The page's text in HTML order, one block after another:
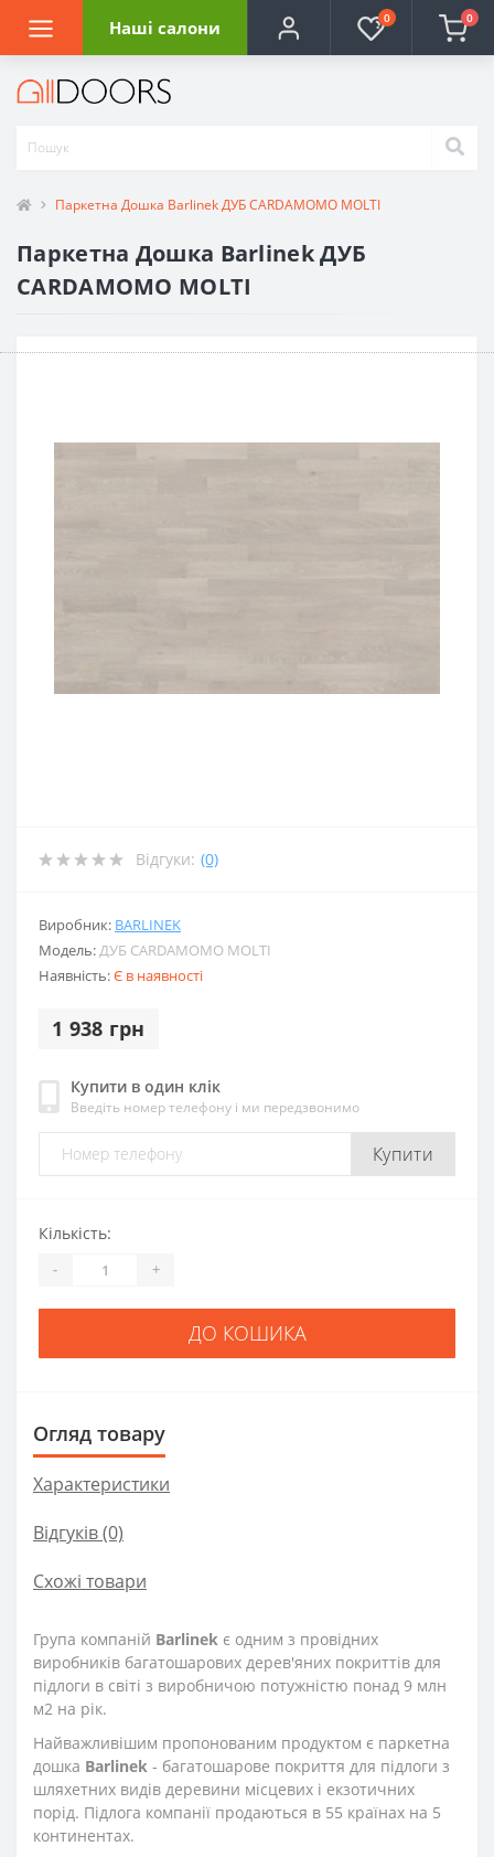
Наші салони 0 0
Паркетна Дошка Barlinek ДУБ CARDAMOMO MOLTI
Паркетна Дошка Barlinek ДУБ
CARDAMOMO MOLTI
Відгуки: (0)
Виробник: BARLINEK
Модель: ДУБ CARDAMOMO MOLTI
Наявність:Є в наявності
1 938 грн
Купити в один клік
Введіть номер телефону і ми передзвонимо
Купити
Кількість:
- +
ДО КОШИКА
Огляд товару
Характеристики
Відгуків (0)
Схожі товари
Група компаній Barlinek є одним з провідних
виробників багатошарових дерев'яних покриттів для
підлоги в світі з виробничою потужністю понад 9 млн
м2 на рік.
Найважливішим пропонованим продуктом є паркетна
дошка Barlinek - багатошарове покриття для підлоги з
шляхетних видів деревини місцевих і екзотичних
порід. Підлога компанії продаються в 55 країнах на 5
континентах.